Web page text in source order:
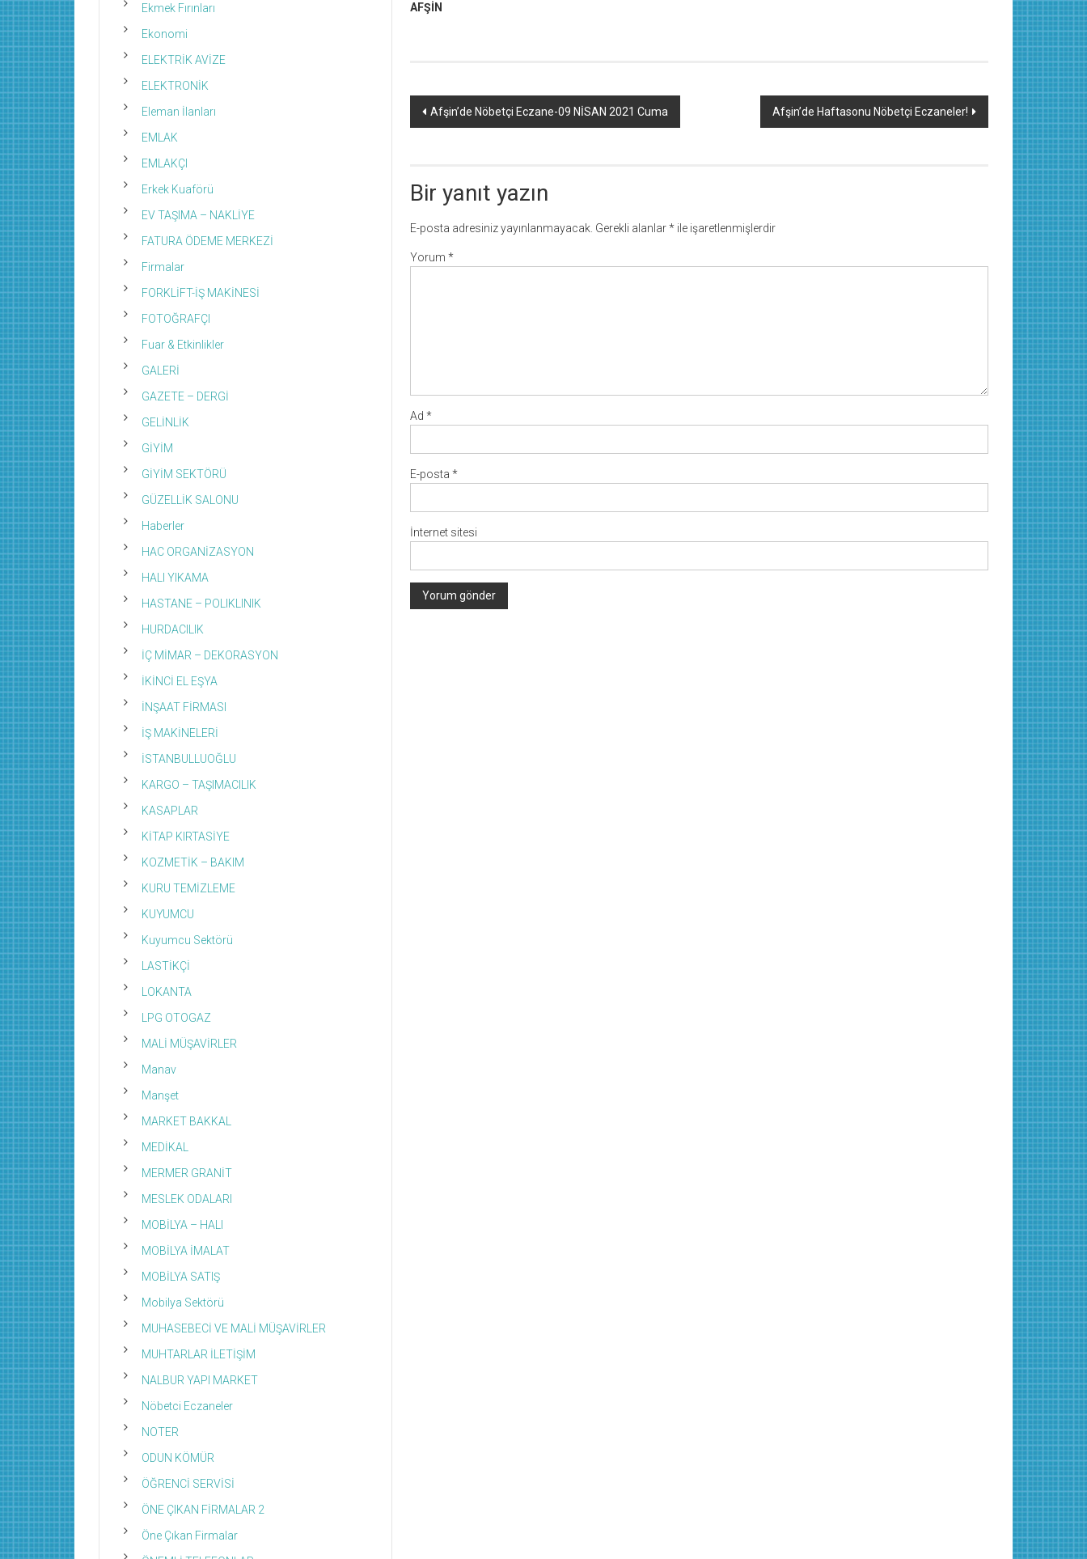
AFŞİN
Yazı
Afşin’de Nöbetçi Eczane-09 NİSAN 2021 Cuma Afşin’de Haftasonu Nöbetçi Eczaneler!
Bir yanıt yazın
E-posta adresiniz yayınlanmayacak. Gerekli alanlar* ile işaretlenmişlerdir
Yorum *
Ad *
E-posta *
İnternet sitesi
Ekmek Fırınları
Ekonomi
ELEKTRİK AVİZE
ELEKTRONİK
Eleman İlanları
EMLAK
EMLAKÇI
Erkek Kuaförü
EV TAŞIMA – NAKLİYE
FATURA ÖDEME MERKEZİ
Firmalar
FORKLİFT-İŞ MAKİNESİ
FOTOĞRAFÇI
Fuar & Etkinlikler
GALERİ
GAZETE – DERGİ
GELİNLİK
GİYİM
GİYİM SEKTÖRÜ
GÜZELLİK SALONU
Haberler
HAC ORGANİZASYON
HALI YIKAMA
HASTANE – POLIKLINIK
HURDACILIK
İÇ MİMAR – DEKORASYON
İKİNCİ EL EŞYA
İNŞAAT FİRMASI
İŞ MAKİNELERİ
İSTANBULLUOĞLU
KARGO – TAŞIMACILIK
KASAPLAR
KİTAP KIRTASİYE
KOZMETİK – BAKIM
KURU TEMİZLEME
KUYUMCU
Kuyumcu Sektörü
LASTİKÇİ
LOKANTA
LPG OTOGAZ
MALİ MÜŞAVİRLER
Manav
Manşet
MARKET BAKKAL
MEDİKAL
MERMER GRANİT
MESLEK ODALARI
MOBİLYA – HALI
MOBİLYA İMALAT
MOBİLYA SATIŞ
Mobilya Sektörü
MUHASEBECİ VE MALİ MÜŞAVİRLER
MUHTARLAR İLETİŞİM
NALBUR YAPI MARKET
Nöbetci Eczaneler
NOTER
ODUN KÖMÜR
ÖĞRENCİ SERVİSİ
ÖNE ÇIKAN FİRMALAR 2
Öne Çıkan Firmalar